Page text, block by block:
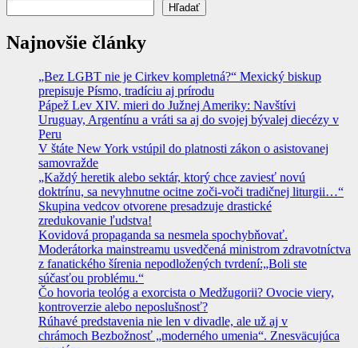
Hľadať
Najnovšie články
„Bez LGBT nie je Cirkev kompletná?“ Mexický biskup
prepisuje Písmo, tradíciu aj prírodu
Pápež Lev XIV. mieri do Južnej Ameriky: Navštívi
Uruguay, Argentínu a vráti sa aj do svojej bývalej diecézy v
Peru
V štáte New York vstúpil do platnosti zákon o asistovanej
samovražde
„Každý heretik alebo sektár, ktorý chce zaviesť novú
doktrínu, sa nevyhnutne ocitne zoči-voči tradičnej liturgii…“
Skupina vedcov otvorene presadzuje drastické
zredukovanie ľudstva!
Kovidová propaganda sa nesmela spochybňovať.
Moderátorka mainstreamu usvedčená ministrom zdravotníctva
z fanatického šírenia nepodložených tvrdení:„Boli ste
súčasťou problému.“
Čo hovoria teológ a exorcista o Medžugorii? Ovocie viery,
kontroverzie alebo neposlušnosť?
Rúhavé predstavenia nie len v divadle, ale už aj v
chrámoch Bezbožnosť „moderného umenia“. Znesväcujúca